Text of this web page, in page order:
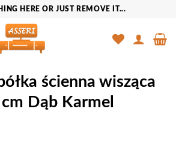
HERE OR JUST REMOVE IT...
ścienna wisząca
Dąb Karmel